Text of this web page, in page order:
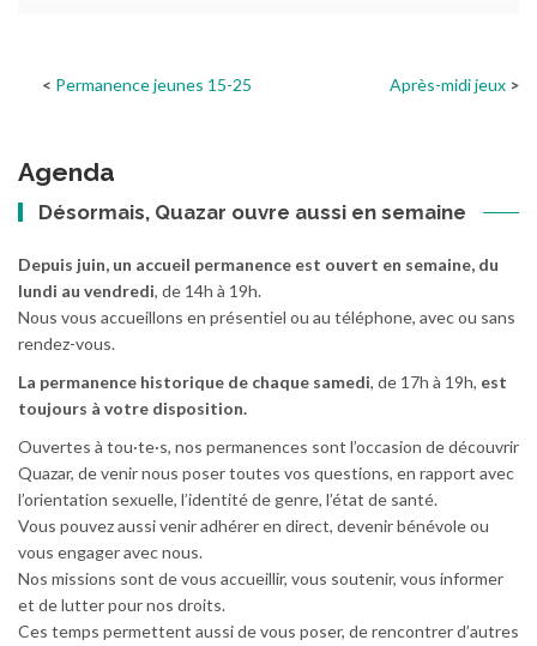
Permanence jeunes 15-25 Après-midi jeux
Agenda
Désormais, Quazar ouvre aussi en semaine
Depuis juin, un accueil permanence est ouvert en semaine, du
lundi au vendredi, de 14h à 19h.
Nous vous accueillons en présentiel ou au téléphone, avec ou sans
rendez-vous.
La permanence historique de chaque samedi, de 17h à 19h, est
toujours à votre disposition.
Ouvertes à tou·te·s, nos permanences sont l’occasion de découvrir
Quazar, de venir nous poser toutes vos questions, en rapport avec
l’orientation sexuelle, l’identité de genre, l’état de santé.
Vous pouvez aussi venir adhérer en direct, devenir bénévole ou
vous engager avec nous.
Nos missions sont de vous accueillir, vous soutenir, vous informer
et de lutter pour nos droits.
Ces temps permettent aussi de vous poser, de rencontrer d’autres